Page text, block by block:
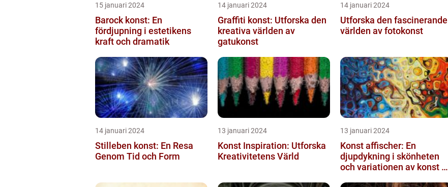
15 januari 2024
Barock konst: En
fördjupning i estetikens
kraft och dramatik
14 januari 2024
Graffiti konst: Utforska den
kreativa världen av
gatukonst
14 januari 2024
Utforska den fascinerande
världen av fotokonst
14 januari 2024
Stilleben konst: En Resa
Genom Tid och Form
13 januari 2024
Konst Inspiration: Utforska
Kreativitetens Värld
13 januari 2024
Konst affischer: En
djupdykning i skönheten
och variationen av konst on